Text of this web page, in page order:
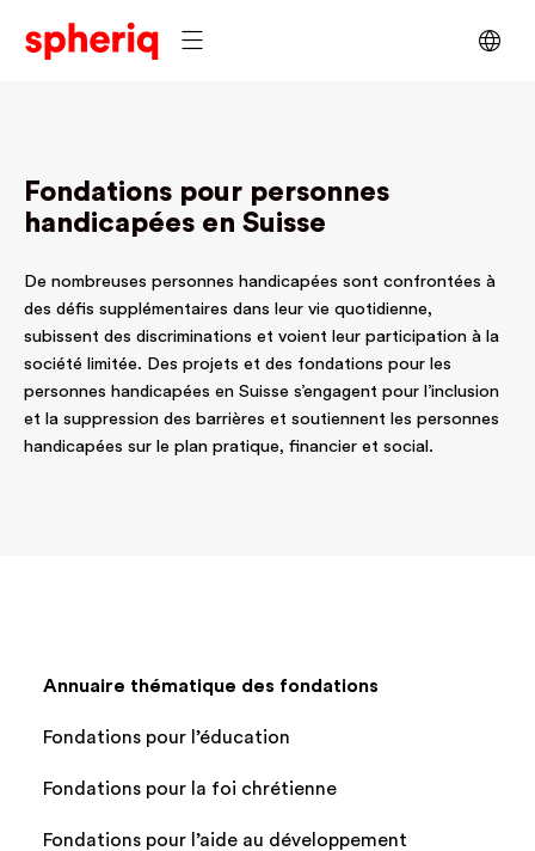
Fondations pour personnes
handicapées en Suisse
De nombreuses personnes handicapées sont confrontées à
des défis supplémentaires dans leur vie quotidienne,
subissent des discriminations et voient leur participation à la
société limitée. Des projets et des fondations pour les
personnes handicapées en Suisse s’engagent pour l’inclusion
et la suppression des barrières et soutiennent les personnes
handicapées sur le plan pratique, financier et social.
Annuaire thématique des fondations
Fondations pour l’éducation
Fondations pour la foi chrétienne
Fondations pour l’aide au développement